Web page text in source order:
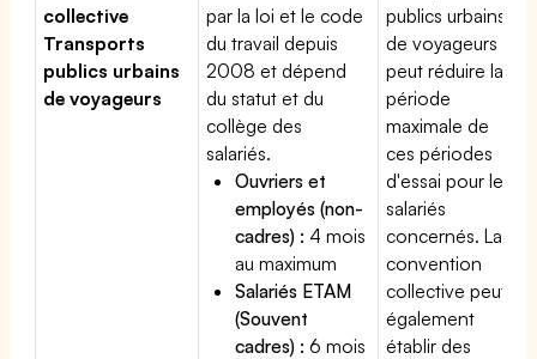
collective
Transports
publics urbains
de voyageurs
par la loi et le code
du travail depuis
2008 et dépend
du statut et du
collège des
salariés.
Ouvriers et
employés (non-
cadres) : 4 mois
au maximum
Salariés ETAM
(Souvent
cadres) : 6 mois
publics urbains
de voyageurs
peut réduire la
période
maximale de
ces périodes
d'essai pour les
salariés
concernés. La
convention
collective peut
également
établir des